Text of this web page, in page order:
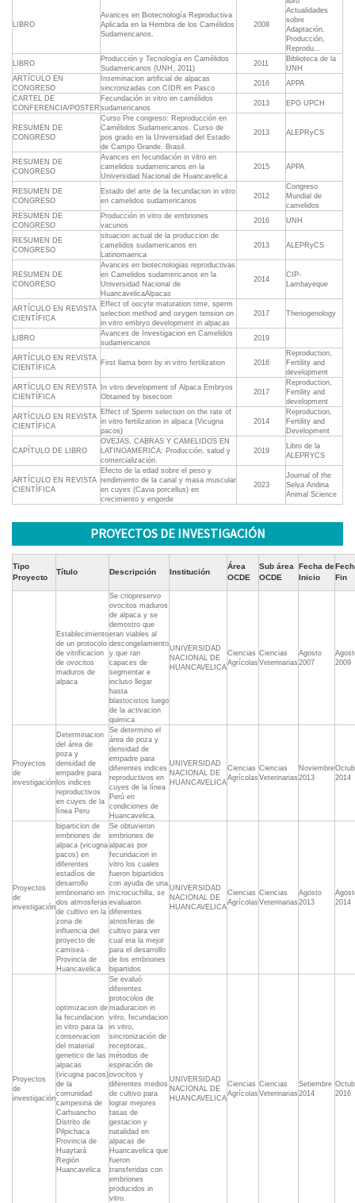
LIBRO
Avances en Biotecnología Reproductiva
Aplicada en la Hembra de los Camélidos
Sudamericanos.
2008
Actualidades
sobre
Adaptación,
Producción,
Reprodu...
LIBRO
Producción y Tecnología en Camélidos
Sudamericanos (UNH, 2011)
2011
Biblioteca de la
UNH
ARTÍCULO EN
CONGRESO
Inseminacion artificial de alpacas
sincronizadas con CIDR en Pasco
2016
APPA
CARTEL DE
CONFERENCIA/POSTER
Fecundación in vitro en camélidos
sudamericanos
2013 EPG UPCH
RESUMEN DE
CONGRESO
Curso Pre congreso: Reproducción en
Camélidos Sudamericanos. Curso de
pos grado en la Universidad del Estado
de Campo Grande. Brasil.
2013 ALEPRyCS
RESUMEN DE
CONGRESO
Avances en fecundación in vitro en
camelidos sudamericanos en la
Universidad Nacional de Huancavelica
2015 APPA
RESUMEN DE
CONGRESO
Estado del arte de la fecundacion in vitro
en camelidos sudamericanos
2012
Congreso
Mundial de
camelidos
RESUMEN DE
CONGRESO
Producción in vitro de embriones
vacunos
2016 UNH
RESUMEN DE
CONGRESO
situacion actual de la produccion de
camelidos sudamericanos en
Latinomaerica
2013 ALEPRyCS
RESUMEN DE
CONGRESO
Avances en biotecnologias reproductivas
en Camelidos sudamericanos en la
Universidad Nacional de
HuancavelicaAlpacas
2014
CIP-
Lambayeque
ARTÍCULO EN REVISTA
CIENTÍFICA
Effect of oocyte maturation time, sperm
selection method and oxygen tension on
in vitro embryo development in alpacas
2017 Theriogenology
LIBRO
Avances de Investigacion en Camelidos
sudamericanos
2019
ARTÍCULO EN REVISTA
CIENTÍFICA
First llama born by in vitro fertilization 2016
Reproduction,
Fertility and
development
ARTÍCULO EN REVISTA
CIENTÍFICA
In vitro development of Alpaca Embryos
Obtained by bisection
2017
Reproduction,
Fertility and
development
ARTÍCULO EN REVISTA
CIENTÍFICA
Effect of Sperm selection on the rate of
in vitro fertilization in alpaca (Vicugna
pacos)
2014
Reproduction,
Fertility and
Development
CAPÍTULO DE LIBRO
OVEJAS, CABRAS Y CAMELIDOS EN
LATINOAMERICA: Producción, salud y
comercialización.
2019
Libro de la
ALEPRYCS
ARTÍCULO EN REVISTA
CIENTÍFICA
Efecto de la edad sobre el peso y
rendimiento de la canal y masa muscular
en cuyes (Cavia porcellus) en
crecimiento y engorde
2023
Journal of the
Selva Andina
Animal Science
PROYECTOS DE INVESTIGACIÓN
Tipo
Proyecto
Título Descripción Institución
Área
OCDE
Sub área
OCDE
Fecha de
Inicio
Fin
Establecimiento
de un protocolo
de vitrificacion
de ovocitos
maduros de
alpaca
Se criopreservo
ovocitos maduros
de alpaca y se
demostro que
eran viables al
descongelamiento
y que ran
capaces de
segmentar e
incluso llegar
hasta
blastocistos luego
de la activacion
quimica
UNIVERSIDAD
NACIONAL DE
HUANCAVELICA
Ciencias
Agrícolas
Ciencias
Veterinarias
Agosto
2007
2009
Proyectos
de
investigación
Determinacion
del área de
poza y
densidad de
empadre para
los indices
reproductivos
en cuyes de la
línea Peru
Se determino el
área de poza y
densidad de
empadre para
diferentes indices
reproductivos en
cuyes de la línea
Perú en
condiciones de
Huancavelica.
UNIVERSIDAD
NACIONAL DE
HUANCAVELICA
Ciencias
Agrícolas
Ciencias
Veterinarias
Noviembre
2013
2014
Proyectos
de
investigación
biparticion de
embriones de
alpaca (vicugna
pacos) en
diferentes
estadíos de
desarrollo
embrionario en
dos atmosferas
de cultivo en la
zona de
influencia del
proyecto de
camisea -
Provincia de
Huancavelica
Se obtuvieron
embriones de
alpacas por
fecundacion in
vitro los cuales
fueron bipartidos
con ayuda de una
microcuchilla, se
evaluaron
diferentes
atnosferas de
cultivo para ver
cual era la mejor
para el desarrollo
de los embriones
bipartidos
UNIVERSIDAD
NACIONAL DE
HUANCAVELICA
Ciencias
Agrícolas
Ciencias
Veterinarias
Agosto
2013
2014
Proyectos
de
investigación
optimizacion de
la fecundacion
in vitro para la
conservacion
del material
genetico de las
alpacas
(vicugna pacos)
de la
comunidad
campesina de
Carhuancho
Distrito de
Pilpichaca
Provincia de
Huaytará
Región
Huancavelica
Se evaluó
diferentes
protocolos de
maduracion in
vitro, fecundacion
in vitro,
sincronización de
receptoras,
métodos de
espiración de
ovocitos y
diferentes medios
de cultivo para
lograr mejores
tasas de
gestacion y
natalidad en
alpacas de
Huancavelica que
fueron
transferidas con
embriones
producidos in
vitro.
UNIVERSIDAD
NACIONAL DE
HUANCAVELICA
Ciencias
Agrícolas
Ciencias
Veterinarias
Setiembre
2014
2016